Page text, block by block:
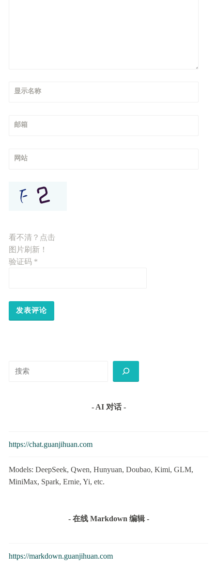
显示名称
邮箱
网站
看不清？点击
图片刷新！
验证码 *
- AI 对话 -
https://chat.guanjihuan.com
Models: DeepSeek, Qwen, Hunyuan, Doubao, Kimi, GLM,
MiniMax, Spark, Ernie, Yi, etc.
- 在线 Markdown 编辑 -
https://markdown.guanjihuan.com